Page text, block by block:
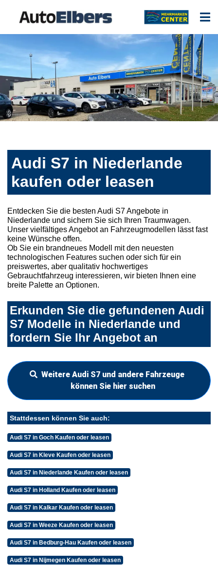
Audi S7 in Niederlande
kaufen oder leasen
Entdecken Sie die besten Audi S7 Angebote in
Niederlande und sichern Sie sich Ihren Traumwagen.
Unser vielfältiges Angebot an Fahrzeugmodellen lässt fast
keine Wünsche offen.
Ob Sie ein brandneues Modell mit den neuesten
technologischen Features suchen oder sich für ein
preiswertes, aber qualitativ hochwertiges
Gebrauchtfahrzeug interessieren, wir bieten Ihnen eine
breite Palette an Optionen.
Erkunden Sie die gefundenen Audi
S7 Modelle in Niederlande und
fordern Sie Ihr Angebot an
Weitere Audi S7 und andere Fahrzeuge
können Sie hier suchen
Stattdessen können Sie auch:
Audi S7 in Goch Kaufen oder leasen
Audi S7 in Kleve Kaufen oder leasen
Audi S7 in Niederlande Kaufen oder leasen
Audi S7 in Holland Kaufen oder leasen
Audi S7 in Kalkar Kaufen oder leasen
Audi S7 in Weeze Kaufen oder leasen
Audi S7 in Bedburg-Hau Kaufen oder leasen
Audi S7 in Nijmegen Kaufen oder leasen